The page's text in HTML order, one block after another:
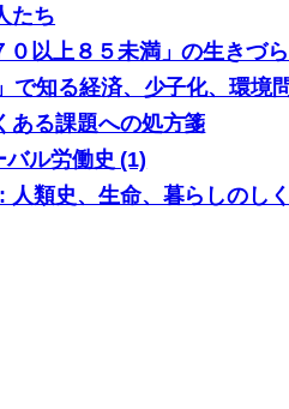
たち
以上８５未満」の生きづ
で知る経済、少子化、環境
ある課題への処方箋
ル労働史 (1)
人類史、生命、暮らしのし